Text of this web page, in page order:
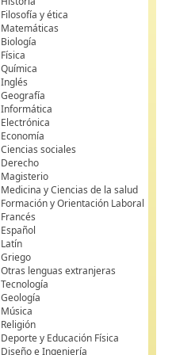
Filosofía y ética
Matemáticas
Biología
Física
Química
Inglés
Geografía
Informática
Electrónica
Economía
Ciencias sociales
Derecho
Magisterio
Medicina y Ciencias de la salud
Formación y Orientación Laboral
Francés
Español
Latín
Griego
Otras lenguas extranjeras
Tecnología
Geología
Música
Religión
Deporte y Educación Física
Diseño e Ingeniería